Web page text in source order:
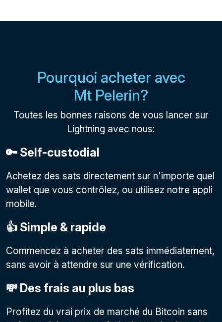
Pourquoi acheter avec
Mt Pelerin?
Toutes les bonnes raisons de vous lancer sur
Lightning avec nous:
🔑 Self-custodial
Achetez des sats directement sur n'importe quel
wallet que vous contrôlez, ou utilisez notre appli
mobile.
👍 Simple & rapide
Commencez à acheter des sats immédiatement,
sans avoir à attendre sur une vérification.
💸 Des frais au plus bas
Profitez du vrai prix de marché du Bitcoin sans